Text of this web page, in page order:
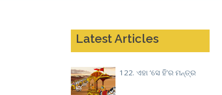
Latest Articles
122. ଏହା ‘ସେ ହି’ର ମନ୍ତ୍ର